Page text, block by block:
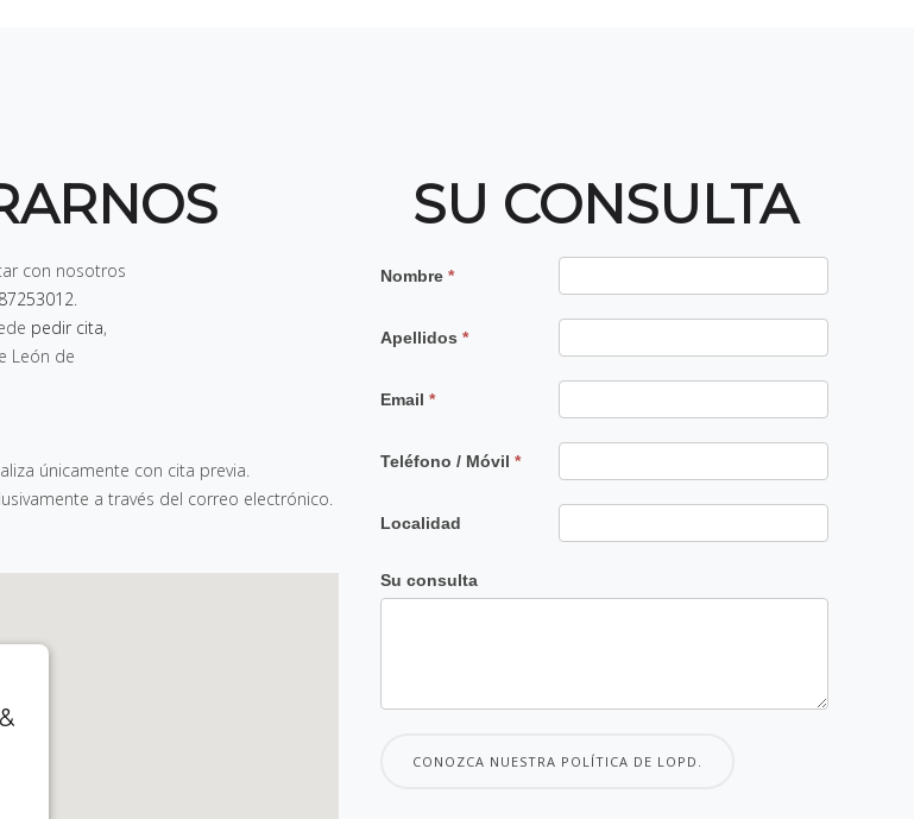
con nosotros
.
pedir cita,
León de
únicamente con cita previa.
a través del correo electrónico.
SU CONSULTA
Contacto
Nombre*
Apellidos*
Email*
Teléfono / Móvil*
Localidad
Su consulta
CONOZCA NUESTRA POLÍTICA DE LOPD.